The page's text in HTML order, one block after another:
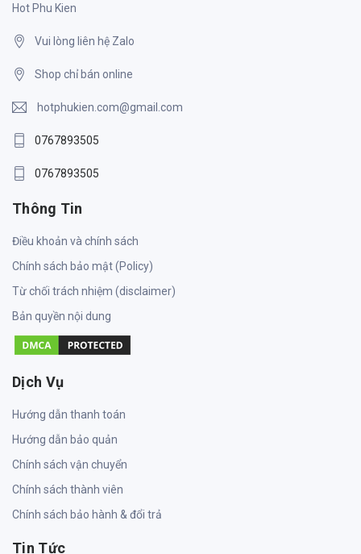
Hot Phu Kien
Vui lòng liên hệ Zalo
Shop chỉ bán online
hotphukien.com@gmail.com
0767893505
0767893505
Thông Tin
Điều khoản và chính sách
Chính sách bảo mật (Policy)
Từ chối trách nhiệm (disclaimer)
Bản quyền nội dung
Dịch Vụ
Hướng dẫn thanh toán
Hướng dẫn bảo quản
Chính sách vận chuyển
Chính sách thành viên
Chính sách bảo hành & đổi trả
Tin Tức